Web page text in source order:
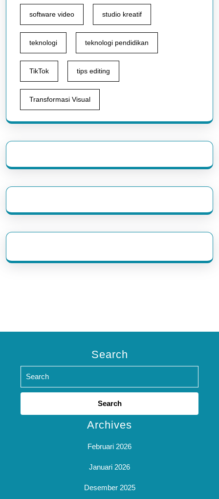
software video studio kreatif
teknologi teknologi pendidikan
TikTok tips editing
Transformasi Visual
Search
Search
Archives
Februari 2026
Januari 2026
Desember 2025